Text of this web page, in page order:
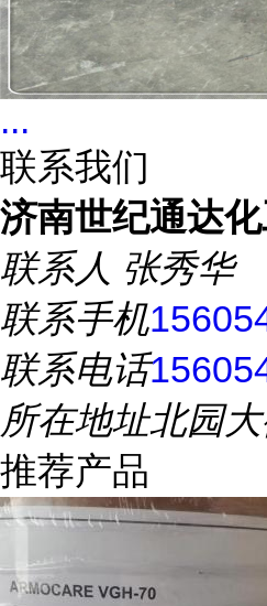
...
联系我们
济南世纪通达
联系人 张秀华
联系手机
联系电话
所在地址北园
推荐产品